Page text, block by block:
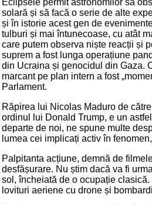
solară și să facă o serie de alte
și în istorie acest gen de
tulburi și mai întunecoase, cu atât
care putem observa niște reacții și
suprem a fost lunga operațiune
din Ucraina și genocidul din Gaza.
marcant pe plan intern a fost
Parlament.
Răpirea lui Nicolas Maduro de
ordinul lui Donald Trump, e un
departe de noi, ne spune multe
lumea cei implicați activ în
Palpitanta acțiune, demnă de
desfășurare. Nu știm dacă va fi
sol, încheiată de o ocupație
lovituri aeriene cu drone și